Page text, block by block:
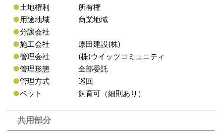
●土地権利
所有権
●用途地域
商業地域
●分譲会社
●施工会社
原田建設(株)
●管理会社
(株)ウイッツコミュニティ
●管理形態
全部委託
●管理方式
巡回
●ペット 飼育可（細則あり）
共用部分